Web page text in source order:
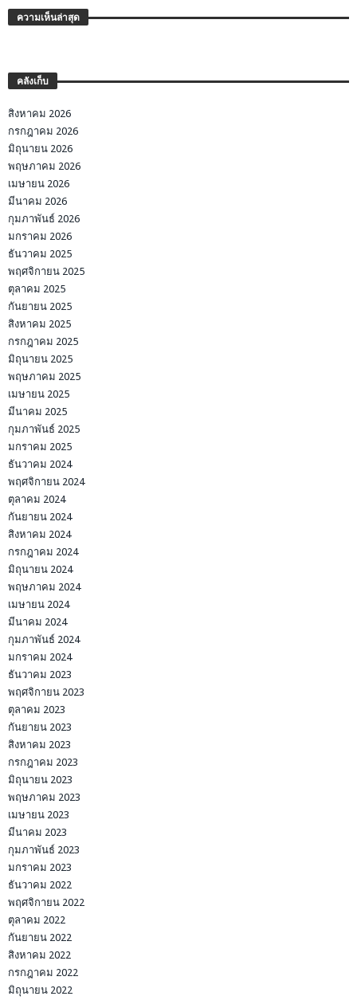
ความเห็นล่าสุด
คลังเก็บ
สิงหาคม 2026
กรกฎาคม 2026
มิถุนายน 2026
พฤษภาคม 2026
เมษายน 2026
มีนาคม 2026
กุมภาพันธ์ 2026
มกราคม 2026
ธันวาคม 2025
พฤศจิกายน 2025
ตุลาคม 2025
กันยายน 2025
สิงหาคม 2025
กรกฎาคม 2025
มิถุนายน 2025
พฤษภาคม 2025
เมษายน 2025
มีนาคม 2025
กุมภาพันธ์ 2025
มกราคม 2025
ธันวาคม 2024
พฤศจิกายน 2024
ตุลาคม 2024
กันยายน 2024
สิงหาคม 2024
กรกฎาคม 2024
มิถุนายน 2024
พฤษภาคม 2024
เมษายน 2024
มีนาคม 2024
กุมภาพันธ์ 2024
มกราคม 2024
ธันวาคม 2023
พฤศจิกายน 2023
ตุลาคม 2023
กันยายน 2023
สิงหาคม 2023
กรกฎาคม 2023
มิถุนายน 2023
พฤษภาคม 2023
เมษายน 2023
มีนาคม 2023
กุมภาพันธ์ 2023
มกราคม 2023
ธันวาคม 2022
พฤศจิกายน 2022
ตุลาคม 2022
กันยายน 2022
สิงหาคม 2022
กรกฎาคม 2022
มิถุนายน 2022